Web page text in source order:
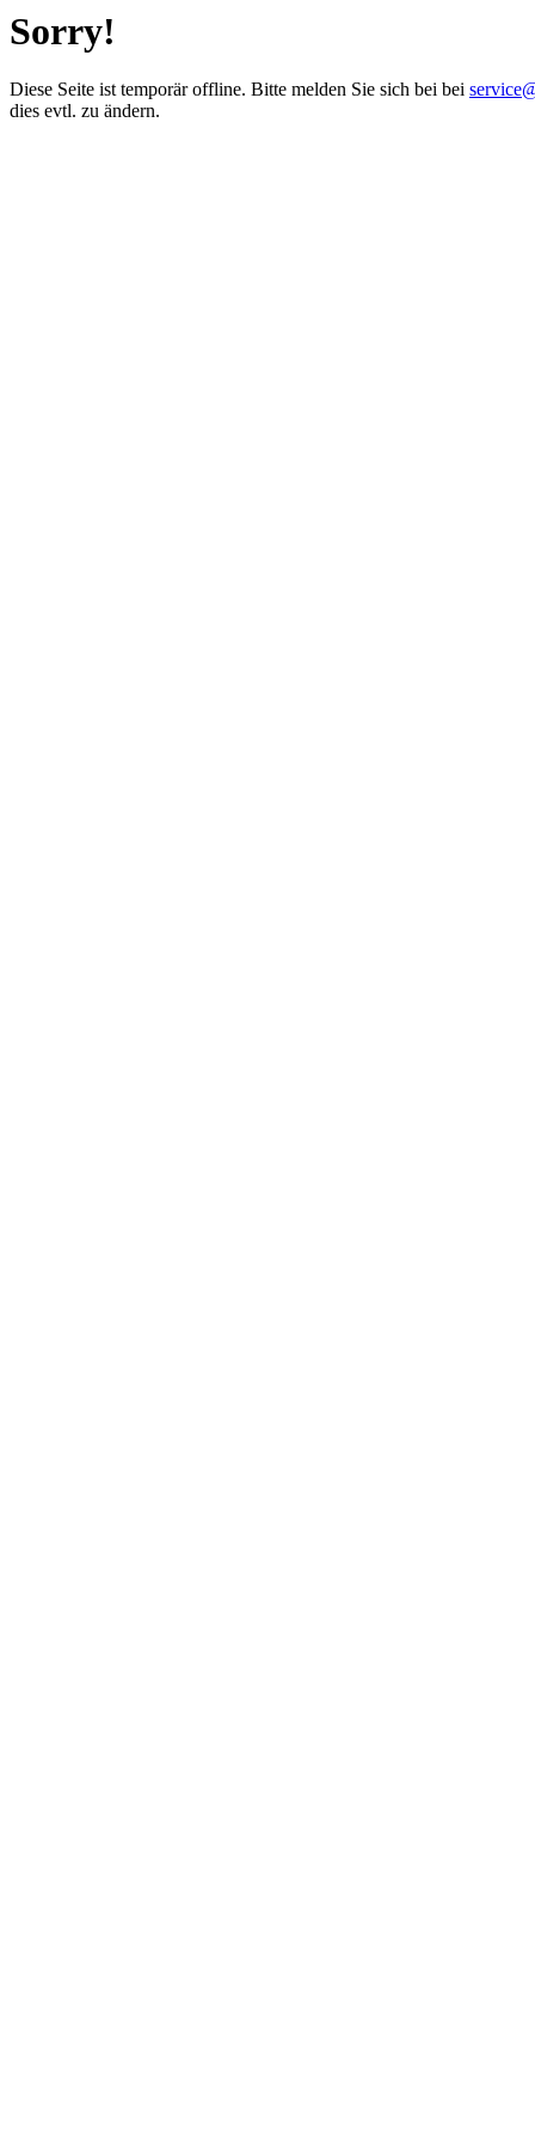
Sorry!
Diese Seite ist temporär offline. Bitte melden Sie sich bei bei
dies evtl. zu ändern.